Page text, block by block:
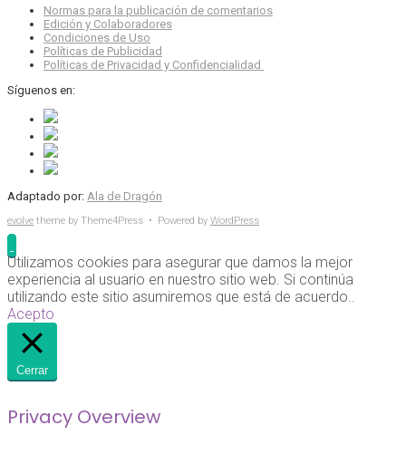
Normas para la publicación de comentarios
Edición y Colaboradores
Condiciones de Uso
Políticas de Publicidad
Políticas de Privacidad y Confidencialidad
Síguenos en:
Adaptado por: Ala de Dragón
evolve theme by Theme4Press • Powered by WordPress
Utilizamos cookies para asegurar que damos la mejor
experiencia al usuario en nuestro sitio web. Si continúa
utilizando este sitio asumiremos que está de acuerdo..
Acepto
Cerrar
Privacy Overview